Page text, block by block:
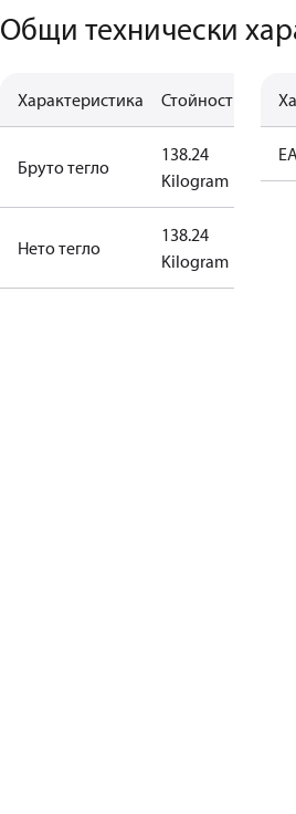
Общи технически
Характеристика Стойност
Бруто тегло
138.24
Kilogram
Нето тегло
138.24
Kilogram